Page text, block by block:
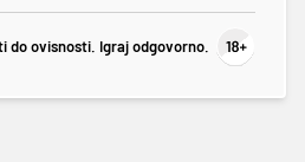
do ovisnosti. Igraj odgovorno.